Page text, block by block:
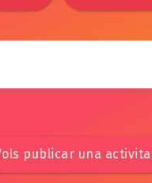
publicar una